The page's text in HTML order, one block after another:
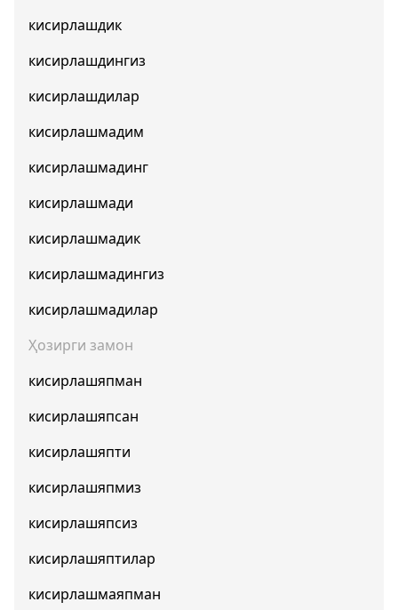
кисирлашдик
кисирлашдингиз
кисирлашдилар
кисирлашмадим
кисирлашмадинг
кисирлашмади
кисирлашмадик
кисирлашмадингиз
кисирлашмадилар
Ҳозирги замон
кисирлашяпман
кисирлашяпсан
кисирлашяпти
кисирлашяпмиз
кисирлашяпсиз
кисирлашяптилар
кисирлашмаяпман